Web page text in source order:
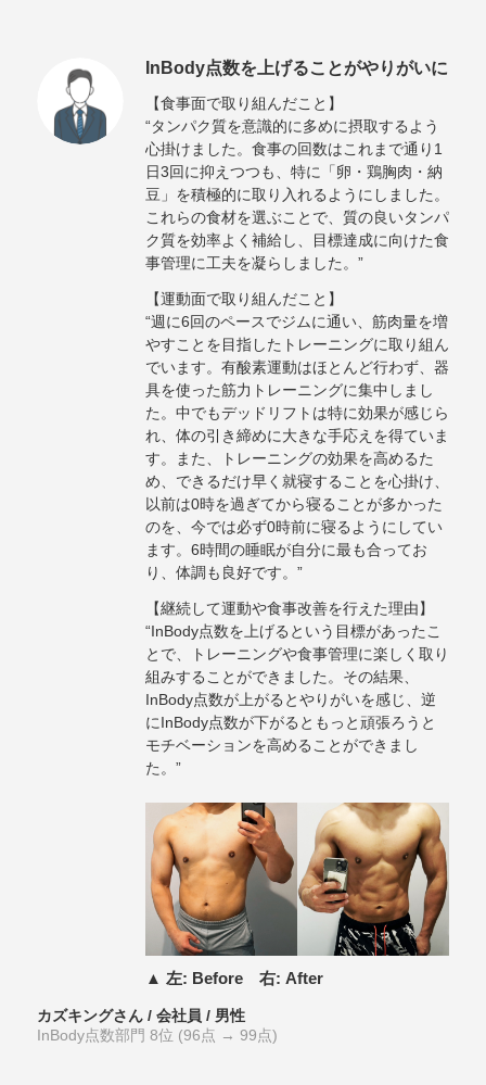
InBody点数を上げることがやりがいに
【食事面で取り組んだこと】
“タンパク質を意識的に多めに摂取するよう
心掛けました。食事の回数はこれまで通り1
日3回に抑えつつも、特に「卵・鶏胸肉・納
豆」を積極的に取り入れるようにしました。
これらの食材を選ぶことで、質の良いタンパ
ク質を効率よく補給し、目標達成に向けた食
事管理に工夫を凝らしました。”
【運動面で取り組んだこと】
“週に6回のペースでジムに通い、筋肉量を増
やすことを目指したトレーニングに取り組ん
でいます。有酸素運動はほとんど行わず、器
具を使った筋力トレーニングに集中しまし
た。中でもデッドリフトは特に効果が感じら
れ、体の引き締めに大きな手応えを得ていま
す。また、トレーニングの効果を高めるた
め、できるだけ早く就寝することを心掛け、
以前は0時を過ぎてから寝ることが多かった
のを、今では必ず0時前に寝るようにしてい
ます。6時間の睡眠が自分に最も合ってお
り、体調も良好です。”
【継続して運動や食事改善を行えた理由】
“InBody点数を上げるという目標があったこ
とで、トレーニングや食事管理に楽しく取り
組みすることができました。その結果、
InBody点数が上がるとやりがいを感じ、逆
にInBody点数が下がるともっと頑張ろうと
モチベーションを高めることができまし
た。”
▲ 左: Before 右: After
カズキングさん / 会社員 / 男性
InBody点数部門 8位 (96点 → 99点)